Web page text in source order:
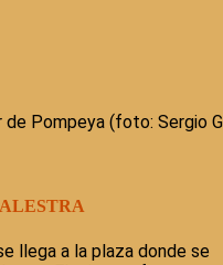
Pompeya (foto: Sergio
llega a la plaza donde se